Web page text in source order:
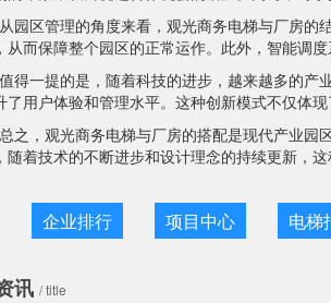
从园区管理的角度来看，观光商务电梯与厂房
从而保障整个园区的正常运作。此外，智能调
值得一提的是，随着科技的进步，越来越多的产
了用户体验和管理水平。这种创新模式不仅体
总之，观光商务电梯与厂房的搭配是现代产业
随着技术的不断进步和设计理念的持续更新，
企业排行 项目中心 电梯
讯 / title